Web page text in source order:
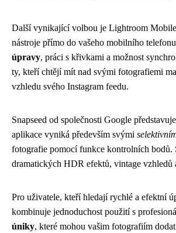
Další vynikající volbou je Lightroom
nástroje přímo do vašeho mobilního
úpravy, práci s křivkami a možnost
ty, kteří chtějí mít nad svými fotografiemi
vzhledu svého Instagram feedu.
Snapseed od společnosti Google
aplikace vyniká především svými
fotografie pomocí funkce kontrolních bodů.
dramatických HDR efektů, vintage vzhledů
Pro uživatele, kteří hledají rychlé a efektní
kombinuje jednoduchost použití s
úniky, které mohou vašim fotografiím